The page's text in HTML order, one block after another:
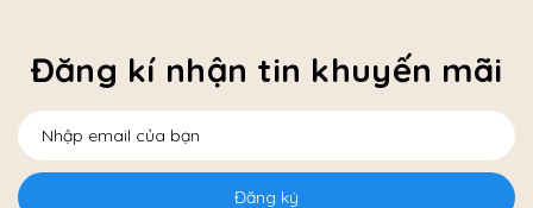
Đăng kí nhận tin khuyến mãi
Đăng ký